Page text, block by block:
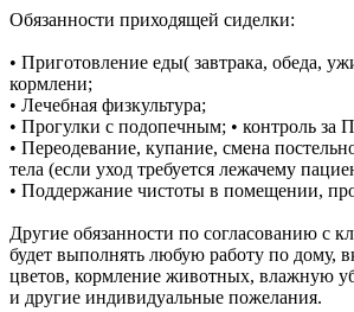
Обязанности приходящей сиделки:
• Приготовление еды( завтрака, обеда,
кормлени;
• Лечебная физкультура;
• Прогулки с подопечным; • контроль за
• Переодевание, купание, смена
тела (если уход требуется лежачему
• Поддержание чистоты в помещении,
Другие обязанности по согласованию с
будет выполнять любую работу по дому,
цветов, кормление животных, влажную
и другие индивидуальные пожелания.